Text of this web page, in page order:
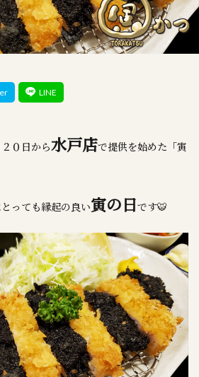
０日から水戸店で提供を始めた「寅
っても縁起の良い寅の日です🐯